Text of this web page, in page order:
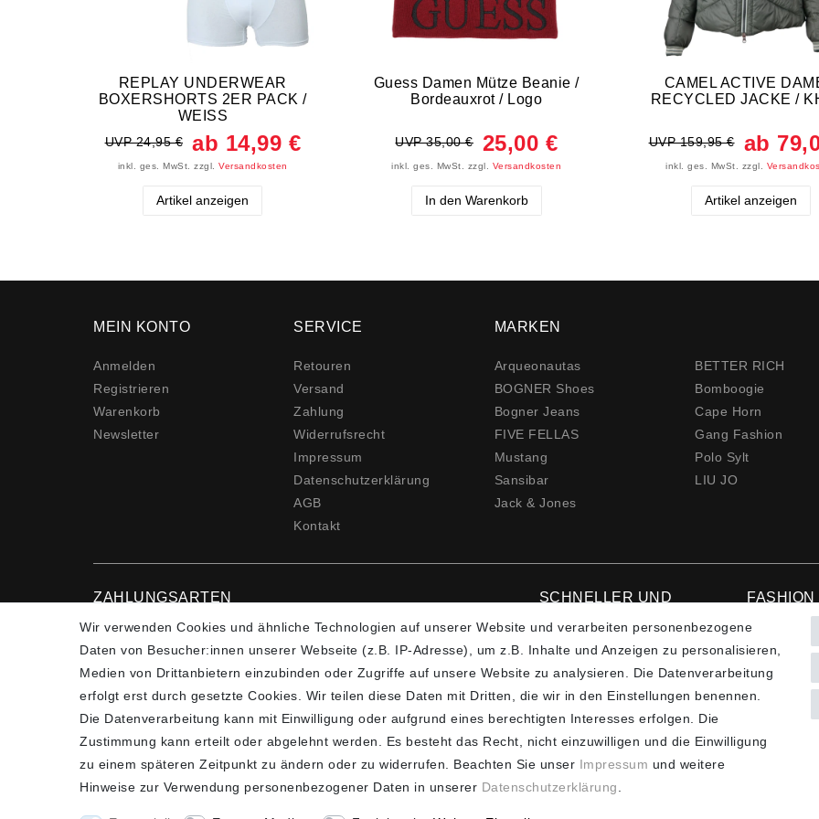
REPLAY UNDERWEAR
BOXERSHORTS 2ER PACK /
WEISS
UVP 24,95 € ab 14,99 €
inkl. ges. MwSt. zzgl.Versandkosten
Artikel anzeigen
Guess Damen Mütze Beanie /
Bordeauxrot / Logo
UVP 35,00 € 25,00 €
inkl. ges. MwSt. zzgl. Versandkosten
In den Warenkorb
CAMEL ACTIVE
RECYCLED JACKE /
UVP 159,95 € ab
inkl. ges. MwSt. zzgl.
Artikel anzeigen
MEIN KONTO
Anmelden
Registrieren
Warenkorb
Newsletter
SERVICE
Retouren
Versand
Zahlung
Widerrufs­recht
Impressum
Daten­schutz­erklärung
AGB
Kontakt
MARKEN
Arqueonautas
BOGNER Shoes
Bogner Jeans
FIVE FELLAS
Mustang
Sansibar
Jack & Jones
BETTER RICH
Bomboogie
Cape Horn
Gang Fashion
Polo Sylt
LIU JO
ZAHLUNGSARTEN
SCHNELLER UND
VERSAND**
FASHION
Hotline:
*Alle Preise verstehen sich inkl. gesetzl. MwSt. und zzgl. Versandkosten ** Nur innerhalb Deutschlands *** Hotline:
Wir verwenden Cookies und ähnliche Technologien auf unserer Website und verarbeiten personenbezogene
Daten von Besucher:innen unserer Webseite (z.B. IP-Adresse), um z.B. Inhalte und Anzeigen zu personalisieren,
Medien von Drittanbietern einzubinden oder Zugriffe auf unsere Website zu analysieren. Die Datenverarbeitung
erfolgt erst durch gesetzte Cookies. Wir teilen diese Daten mit Dritten, die wir in den Einstellungen benennen.
Die Datenverarbeitung kann mit Einwilligung oder aufgrund eines berechtigten Interesses erfolgen. Die
Zustimmung kann erteilt oder abgelehnt werden. Es besteht das Recht, nicht einzuwilligen und die Einwilligung
zu einem späteren Zeitpunkt zu ändern oder zu widerrufen. Beachten Sie unser Impressum und weitere
Hinweise zur Verwendung personenbezogener Daten in unserer Daten­schutz­erklärung